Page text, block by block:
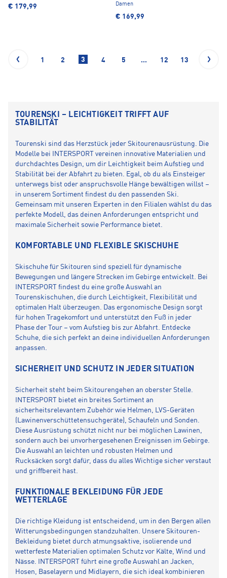
€ 179,99
Damen
€ 169,99
1 2 3 4 5 ... 12 13
TOURENSKI – LEICHTIGKEIT TRIFFT AUF
STABILITÄT
Tourenski sind das Herzstück jeder Skitourenausrüstung. Die
Modelle bei INTERSPORT vereinen innovative Materialien und
durchdachtes Design, um dir Leichtigkeit beim Aufstieg und
Stabilität bei der Abfahrt zu bieten. Egal, ob du als Einsteiger
unterwegs bist oder anspruchsvolle Hänge bewältigen willst –
in unserem Sortiment findest du den passenden Ski.
Gemeinsam mit unseren Experten in den Filialen wählst du das
perfekte Modell, das deinen Anforderungen entspricht und
maximale Sicherheit sowie Performance bietet.
KOMFORTABLE UND FLEXIBLE SKISCHUHE
Skischuhe für Skitouren sind speziell für dynamische
Bewegungen und längere Strecken im Gebirge entwickelt. Bei
INTERSPORT findest du eine große Auswahl an
Tourenskischuhen, die durch Leichtigkeit, Flexibilität und
optimalen Halt überzeugen. Das ergonomische Design sorgt
für hohen Tragekomfort und unterstützt den Fuß in jeder
Phase der Tour – vom Aufstieg bis zur Abfahrt. Entdecke
Schuhe, die sich perfekt an deine individuellen Anforderungen
anpassen.
SICHERHEIT UND SCHUTZ IN JEDER SITUATION
Sicherheit steht beim Skitourengehen an oberster Stelle.
INTERSPORT bietet ein breites Sortiment an
sicherheitsrelevantem Zubehör wie Helmen, LVS-Geräten
(Lawinenverschüttetensuchgeräte), Schaufeln und Sonden.
Diese Ausrüstung schützt nicht nur bei möglichen Lawinen,
sondern auch bei unvorhergesehenen Ereignissen im Gebirge.
Die Auswahl an leichten und robusten Helmen und
Rucksäcken sorgt dafür, dass du alles Wichtige sicher verstaut
und griffbereit hast.
FUNKTIONALE BEKLEIDUNG FÜR JEDE
WETTERLAGE
Die richtige Kleidung ist entscheidend, um in den Bergen allen
Witterungsbedingungen standzuhalten. Unsere Skitouren-
Bekleidung bietet durch atmungsaktive, isolierende und
wetterfeste Materialien optimalen Schutz vor Kälte, Wind und
Nässe. INTERSPORT führt eine große Auswahl an Jacken,
Hosen, Baselayern und Midlayern, die sich ideal kombinieren